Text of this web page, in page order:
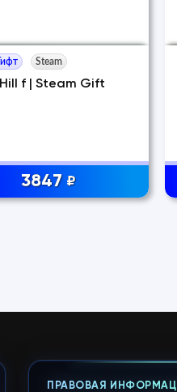
Steam
f | Steam Gift
3847 ₽
ПРАВОВАЯ